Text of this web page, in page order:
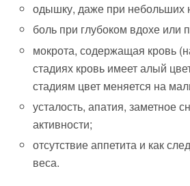
одышку, даже при небольших
боль при глубоком вдохе или
мокрота, содержащая кровь
стадиях кровь имеет алый
стадиям цвет меняется на
усталость, апатия, заметное
активности;
отсутствие аппетита и как
веса.